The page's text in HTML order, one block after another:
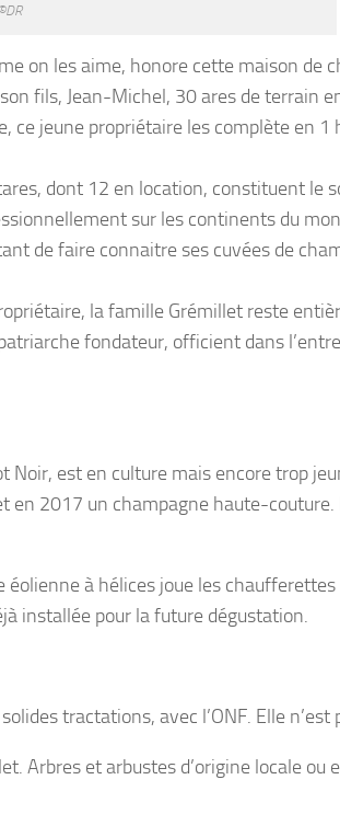
©DR
on les aime, honore cette maison de
fils, Jean-Michel, 30 ares de terrain
ce jeune propriétaire les complète en
dont 12 en location, constituent le
sur les continents du
de faire connaitre ses cuvées de
la famille Grémillet reste
fondateur, officient dans
Noir, est en culture mais encore trop
en 2017 un champagne haute-
à hélices joue les
installée pour la future dégustation.
tractations, avec l’ONF. Elle n’est
Arbres et arbustes d’origine locale ou